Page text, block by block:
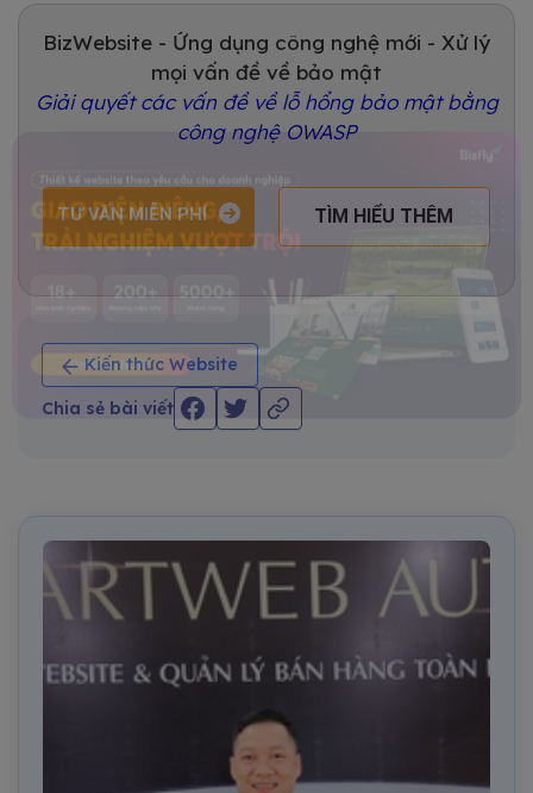
BizWebsite - Ứng dụng công nghệ mới - Xử lý
mọi vấn đề về bảo mật
Giải quyết các vấn đề về lỗ hổng bảo mật bằng
công nghệ OWASP
TƯ VẤN MIỄN PHÍ TÌM HIỂU THÊM
Kiến thức Website
Chia sẻ bài viết